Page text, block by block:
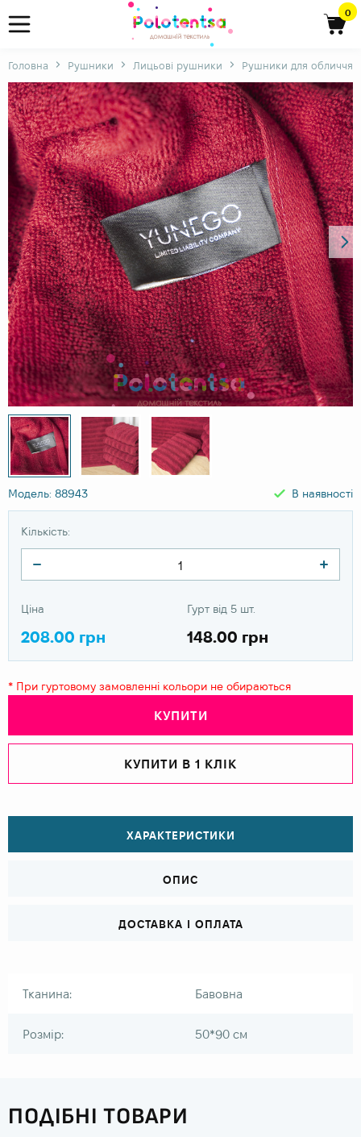
0
Головна Рушники Лицьові рушники Рушники для обличчя
Модель: 88943 В наявності
Кількість:
Ціна
208.00 грн
Гурт від 5 шт.
148.00 грн
* При гуртовому замовленні кольори не обираються
КУПИТИ
КУПИТИ В 1 КЛІК
ХАРАКТЕРИСТИКИ
ОПИС
ДОСТАВКА І ОПЛАТА
Тканина: Бавовна
Розмір: 50*90 см
ПОДІБНІ ТОВАРИ